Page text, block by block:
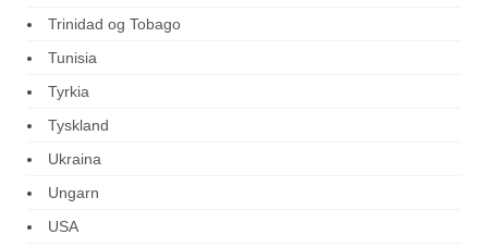
Trinidad og Tobago
Tunisia
Tyrkia
Tyskland
Ukraina
Ungarn
USA